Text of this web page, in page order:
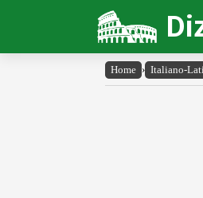
Home › Italiano-